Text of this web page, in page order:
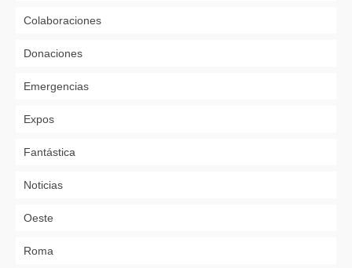
Colaboraciones
Donaciones
Emergencias
Expos
Fantástica
Noticias
Oeste
Roma